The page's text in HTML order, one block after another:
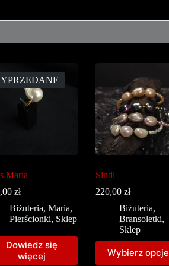
Maria
zł
Biżuteria, Maria,
Pierścionki, Sklep
Dowiedz się
więcej
Sindi
220,00 zł
Biżuteria,
Bransoletki,
Sklep
Wybierz opcje